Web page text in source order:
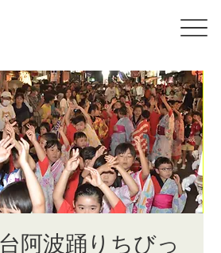
阿波踊りちびっ